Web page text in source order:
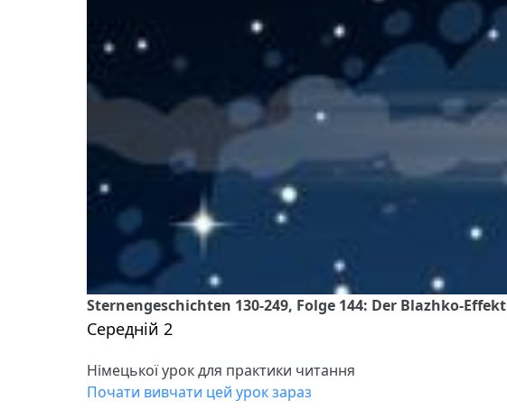
Sternengeschichten 130-249, Folge 144: Der Blazhko-Effekt
Середній 2
Німецької урок для практики читання
Почати вивчати цей урок зараз